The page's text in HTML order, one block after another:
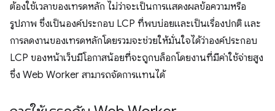
ต้องใช้เวลาของเทรดหลัก ไม่ว่าจะเป็นการแสดงผลข้อความหรือ
รูปภาพ ซึ่งเป็นองค์ประกอบ LCP ที่พบบ่อยและเป็นเรื่องปกติ และ
การลดงานของเทรดหลักโดยรวมจะช่วยให้มั่นใจได้ว่าองค์ประกอบ
LCP ของหน้าเว็บมีโอกาสน้อยที่จะถูกบล็อกโดยงานที่มีค่าใช้จ่ายสูง
ซึ่ง Web Worker สามารถจัดการแทนได้